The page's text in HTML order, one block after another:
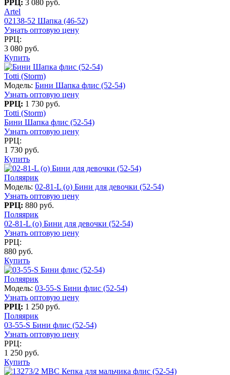
РРЦ: 3 080 руб.
Artel
02138-52 Шапка (46-52)
Узнать оптовую цену
РРЦ:
3 080 руб.
Купить
Totti (Storm)
Модель: Бини Шапка флис (52-54)
Узнать оптовую цену
РРЦ: 1 730 руб.
Totti (Storm)
Бини Шапка флис (52-54)
Узнать оптовую цену
РРЦ:
1 730 руб.
Купить
Поляярик
Модель: 02-81-L (о) Бини для девочки (52-54)
Узнать оптовую цену
РРЦ: 880 руб.
Поляярик
02-81-L (о) Бини для девочки (52-54)
Узнать оптовую цену
РРЦ:
880 руб.
Купить
Поляярик
Модель: 03-55-S Бини флис (52-54)
Узнать оптовую цену
РРЦ: 1 250 руб.
Поляярик
03-55-S Бини флис (52-54)
Узнать оптовую цену
РРЦ:
1 250 руб.
Купить